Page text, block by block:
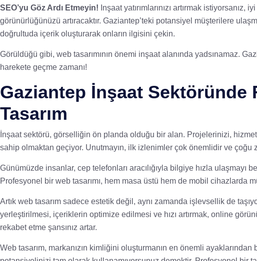
SEO’yu Göz Ardı Etmeyin! Inşaat yatırımlarınızı artırmak
görünürlüğünüzü artıracaktır. Gaziantep’teki potansiyel müşterilere
doğrultuda içerik oluşturarak onların ilgisini çekin.
Görüldüğü gibi, web tasarımının önemi inşaat alanında yadsınamaz.
harekete geçme zamanı!
Gaziantep İnşaat Sektöründe
Tasarım
İnşaat sektörü, görselliğin ön planda olduğu bir alan. Projelerinizi,
sahip olmaktan geçiyor. Unutmayın, ilk izlenimler çok önemlidir ve çoğu
Günümüzde insanlar, cep telefonları aracılığıyla bilgiye hızla
Profesyonel bir web tasarımı, hem masa üstü hem de mobil cihazlarda
Artık web tasarım sadece estetik değil, aynı zamanda işlevsellik de
yerleştirilmesi, içeriklerin optimize edilmesi ve hızı artırmak, online
rekabet etme şansınız artar.
Web tasarım, markanızın kimliğini oluşturmanın en önemli